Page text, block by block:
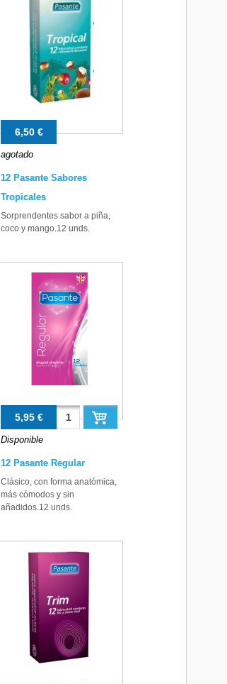
6,50 €
agotado
12 Pasante Sabores
Tropicales
Sorprendentes sabor a piña,
coco y mango.12 unds.
5,95 €
Disponible
12 Pasante Regular
Clásico, con forma anatómica,
más cómodos y sin
añadidos.12 unds.